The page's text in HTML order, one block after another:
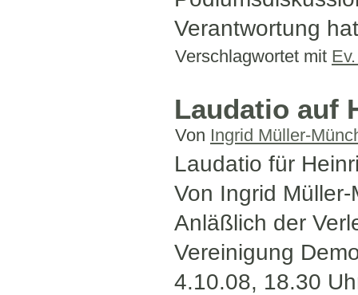
Verantwortung
Verschlagwortet mit
Laudatio auf
Von Ingrid Müller-
Laudatio für
Von Ingrid Müller-
Anläßlich der
Vereinigung
4.10.08, 18.30